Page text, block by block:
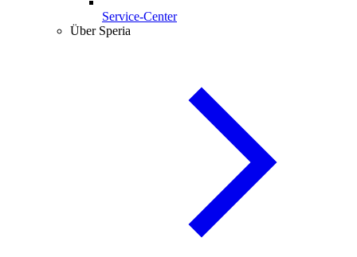
Service-Center
Über Speria